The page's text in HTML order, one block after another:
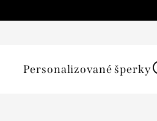
Personalizované šperky